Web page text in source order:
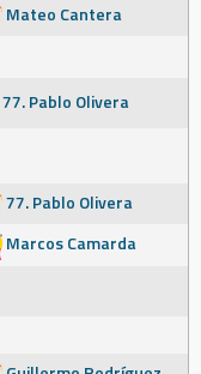
Mateo Cantera
77. Pablo Olivera
77. Pablo Olivera
Marcos Camarda